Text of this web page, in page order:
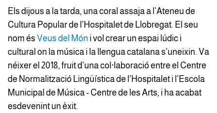
Els dijous a la tarda, una coral assaja a l’Ateneu de
Cultura Popular de l’Hospitalet de Llobregat. El seu
nom és Veus del Món i vol crear un espai lúdic i
cultural on la música i la llengua catalana s’uneixin. Va
néixer el 2018, fruit d’una col·laboració entre el Centre
de Normalització Lingüística de l’Hospitalet i l’Escola
Municipal de Música - Centre de les Arts, i ha acabat
esdevenint un èxit.